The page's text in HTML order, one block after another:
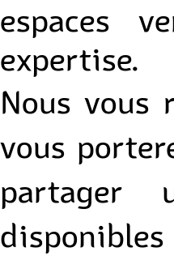
espaces
expertise.
Nous vous
vous
partager